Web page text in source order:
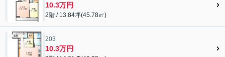
10.3万円
2階 / 13.84坪(45.78㎡)
203
10.3万円